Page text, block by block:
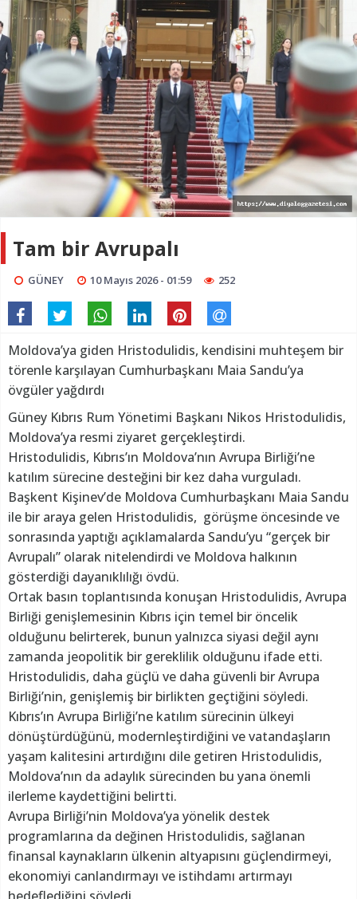
Tam bir Avrupalı
GÜNEY 10 Mayıs 2026 - 01:59 252
Moldova’ya giden Hristodulidis, kendisini muhteşem bir
törenle karşılayan Cumhurbaşkanı Maia Sandu’ya
övgüler yağdırdı
Güney Kıbrıs Rum Yönetimi Başkanı Nikos Hristodulidis,
Moldova’ya resmi ziyaret gerçekleştirdi.
Hristodulidis, Kıbrıs’ın Moldova’nın Avrupa Birliği’ne
katılım sürecine desteğini bir kez daha vurguladı.
Başkent Kişinev’de Moldova Cumhurbaşkanı Maia Sandu
ile bir araya gelen Hristodulidis, görüşme öncesinde ve
sonrasında yaptığı açıklamalarda Sandu’yu “gerçek bir
Avrupalı” olarak nitelendirdi ve Moldova halkının
gösterdiği dayanıklılığı övdü.
Ortak basın toplantısında konuşan Hristodulidis, Avrupa
Birliği genişlemesinin Kıbrıs için temel bir öncelik
olduğunu belirterek, bunun yalnızca siyasi değil aynı
zamanda jeopolitik bir gereklilik olduğunu ifade etti.
Hristodulidis, daha güçlü ve daha güvenli bir Avrupa
Birliği’nin, genişlemiş bir birlikten geçtiğini söyledi.
Kıbrıs’ın Avrupa Birliği’ne katılım sürecinin ülkeyi
dönüştürdüğünü, modernleştirdiğini ve vatandaşların
yaşam kalitesini artırdığını dile getiren Hristodulidis,
Moldova’nın da adaylık sürecinden bu yana önemli
ilerleme kaydettiğini belirtti.
Avrupa Birliği’nin Moldova’ya yönelik destek
programlarına da değinen Hristodulidis, sağlanan
finansal kaynakların ülkenin altyapısını güçlendirmeyi,
ekonomiyi canlandırmayı ve istihdamı artırmayı